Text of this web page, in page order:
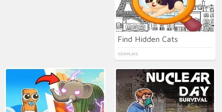
Find Hidden Cats
1009 PLAYS